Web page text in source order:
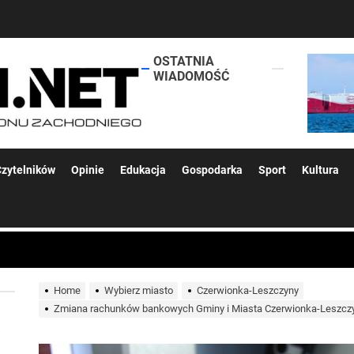
lokalsi.net
OSTATNIA
WIADOMOŚĆ
Opinie Edukacja Gospodarka Sport Kultura
woda nieprzydatna do spożycia!!!
Home Wybierz miasto
Czerwionka-Leszczyny
Zmiana rachunków bankowych Gminy i Miasta Czerwionka-